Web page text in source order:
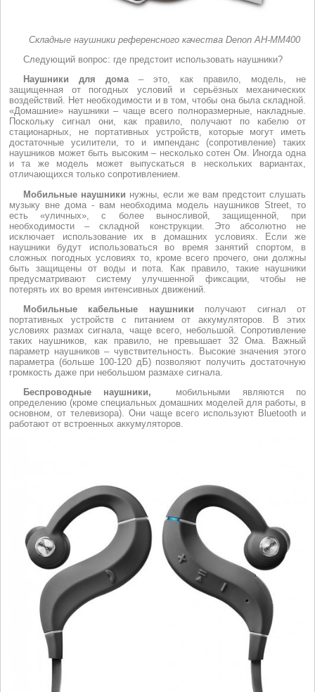
Складные наушники референсного качества Denon AH-MM400
Следующий вопрос: где предстоит использовать наушники?
Наушники для дома– это, как правило, модель, не
защищенная от погодных условий и серьёзных механических
воздействий. Нет необходимости и в том, чтобы она была складной.
«Домашние» наушники – чаще всего полноразмерные, накладные.
Поскольку сигнал они, как правило, получают по кабелю от
стационарных, не портативных устройств, которые могут иметь
достаточные усилители, то и импенданс (сопротивление) таких
наушников может быть высоким – несколько сотен Ом. Иногда одна
и та же модель может выпускаться в нескольких вариантах,
отличающихся только сопротивлением.
Мобильные наушники нужны, если же вам предстоит слушать
музыку вне дома - вам необходима модель наушников Street, то
есть «уличных», с более выносливой, защищенной, при
необходимости – складной конструкции. Это абсолютно не
исключает использование их в домашних условиях. Если же
наушники будут использоваться во время занятий спортом, в
сложных погодных условиях то, кроме всего прочего, они должны
быть защищены от воды и пота. Как правило, такие наушники
предусматривают систему улучшенной фиксации, чтобы не
потерять их во время интенсивных движений.
Мобильные кабельные наушники получают сигнал от
портативных устройств с питанием от аккумуляторов. В этих
условиях размах сигнала, чаще всего, небольшой. Сопротивление
таких наушников, как правило, не превышает 32 Ома. Важный
параметр наушников – чувствительность. Высокие значения этого
параметра (больше 100-120 дБ) позволяют получить достаточную
громкость даже при небольшом размахе сигнала.
Беспроводные наушники,
мобильными являются по
определению (кроме специальных домашних моделей для работы, в
основном, от телевизора). Они чаще всего используют Bluetooth и
работают от встроенных аккумуляторов.